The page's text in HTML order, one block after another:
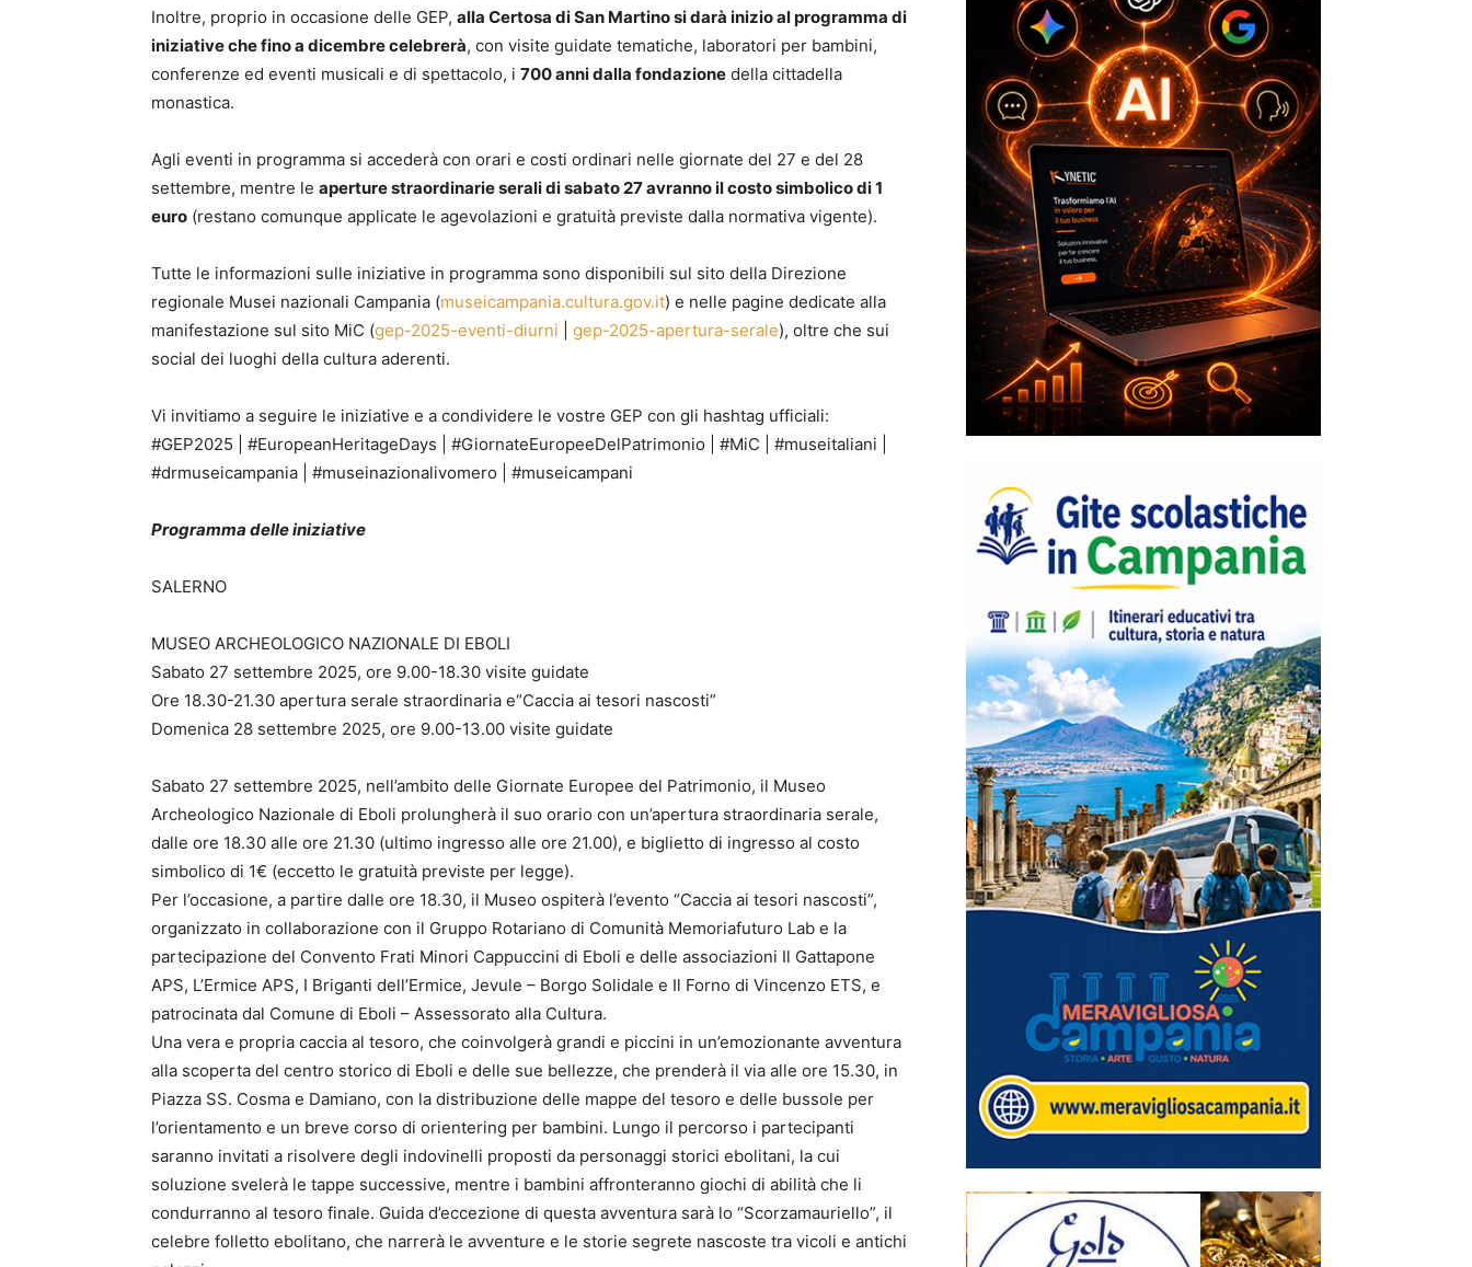
Inoltre, proprio in occasione delle GEP, alla Certosa di San Martino si darà inizio al programma di
iniziative che fino a dicembre celebrerà, con visite guidate tematiche, laboratori per bambini,
conferenze ed eventi musicali e di spettacolo, i 700 anni dalla fondazione della cittadella
monastica.
Agli eventi in programma si accederà con orari e costi ordinari nelle giornate del 27 e del 28
settembre, mentre le aperture straordinarie serali di sabato 27 avranno il costo simbolico di 1
euro (restano comunque applicate le agevolazioni e gratuità previste dalla normativa vigente).
Tutte le informazioni sulle iniziative in programma sono disponibili sul sito della Direzione
regionale Musei nazionali Campania (museicampania.cultura.gov.it) e nelle pagine dedicate alla
manifestazione sul sito MiC (gep-2025-eventi-diurni gep-2025-apertura-serale), oltre che sui
social dei luoghi della cultura aderenti.
Vi invitiamo a seguire le iniziative e a condividere le vostre GEP con gli hashtag ufficiali:
#GEP2025 | #EuropeanHeritageDays | #GiornateEuropeeDelPatrimonio | #MiC | #museitaliani |
#drmuseicampania | #museinazionalivomero | #museicampani
Programma delle iniziative
SALERNO
MUSEO ARCHEOLOGICO NAZIONALE DI EBOLI
Sabato 27 settembre 2025, ore 9.00-18.30 visite guidate
Ore 18.30-21.30 apertura serale straordinaria e“Caccia ai tesori nascosti”
Domenica 28 settembre 2025, ore 9.00-13.00 visite guidate
Sabato 27 settembre 2025, nell’ambito delle Giornate Europee del Patrimonio, il Museo
Archeologico Nazionale di Eboli prolungherà il suo orario con un’apertura straordinaria serale,
dalle ore 18.30 alle ore 21.30 (ultimo ingresso alle ore 21.00), e biglietto di ingresso al costo
simbolico di 1€ (eccetto le gratuità previste per legge).
Per l’occasione, a partire dalle ore 18.30, il Museo ospiterà l’evento “Caccia ai tesori nascosti”,
organizzato in collaborazione con il Gruppo Rotariano di Comunità Memoriafuturo Lab e la
partecipazione del Convento Frati Minori Cappuccini di Eboli e delle associazioni Il Gattapone
APS, L’Ermice APS, I Briganti dell’Ermice, Jevule – Borgo Solidale e Il Forno di Vincenzo ETS, e
patrocinata dal Comune di Eboli – Assessorato alla Cultura.
Una vera e propria caccia al tesoro, che coinvolgerà grandi e piccini in un’emozionante avventura
alla scoperta del centro storico di Eboli e delle sue bellezze, che prenderà il via alle ore 15.30, in
Piazza SS. Cosma e Damiano, con la distribuzione delle mappe del tesoro e delle bussole per
l’orientamento e un breve corso di orientering per bambini. Lungo il percorso i partecipanti
saranno invitati a risolvere degli indovinelli proposti da personaggi storici ebolitani, la cui
soluzione svelerà le tappe successive, mentre i bambini affronteranno giochi di abilità che li
condurranno al tesoro finale. Guida d’eccezione di questa avventura sarà lo “Scorzamauriello”, il
celebre folletto ebolitano, che narrerà le avventure e le storie segrete nascoste tra vicoli e antichi